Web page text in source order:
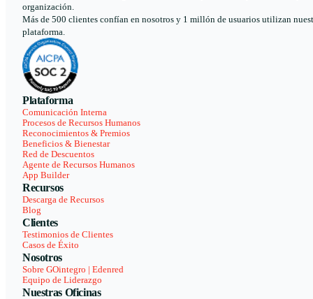
organización.
Más de 500 clientes confían en nosotros y 1 millón de usuarios utilizan
plataforma.
Plataforma
Comunicación Interna
Procesos de Recursos Humanos
Reconocimientos & Premios
Beneficios & Bienestar
Red de Descuentos
Agente de Recursos Humanos
App Builder
Recursos
Descarga de Recursos
Blog
Clientes
Testimonios de Clientes
Casos de Éxito
Nosotros
Sobre GOintegro | Edenred
Equipo de Liderazgo
Nuestras Oficinas